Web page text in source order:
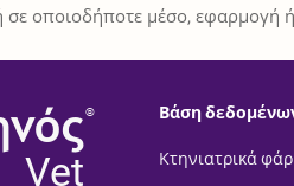
οποιοδήποτε μέσο, εφαρμογή
®
Vet
Βάση
Κτηνιατρικά